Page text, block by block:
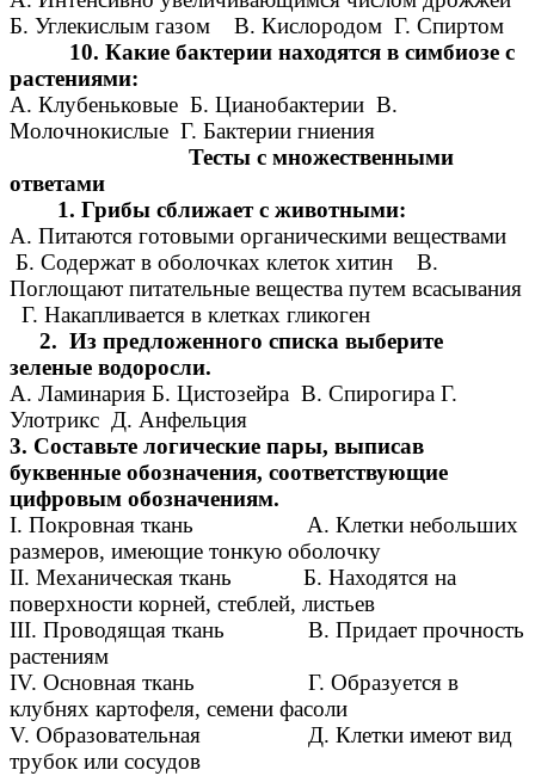
Б. Углекислым газом В. Кислородом Г. Спиртом
10. Какие бактерии находятся в симбиозе с
растениями:
А. Клубеньковые Б. Цианобактерии В.
Молочнокислые Г. Бактерии гниения
Тесты с множественными
ответами
1. Грибы сближает с животными:
A. Питаются готовыми органическими веществами
Б. Содержат в оболочках клеток хитин B.
Поглощают питательные вещества путем всасывания
Г. Накапливается в клетках гликоген
2. Из предложенного списка выберите
зеленые водоросли.
А. Ламинария Б. Цистозейра В. Спирогира Г.
Улотрикс Д. Анфельция
3. Составьте логические пары, выписав
буквенные обозначения, соответствующие
цифровым обозначениям.
I. Покровная ткань A. Клетки небольших
размеров, имеющие тонкую оболочку
II. Механическая ткань Б. Находятся на
поверхности корней, стеблей, листьев
III. Проводящая ткань B. Придает прочность
растениям
IV. Основная ткань Г. Образуется в
клубнях картофеля, семени фасоли
V. Образовательная Д. Клетки имеют вид
трубок или сосудов